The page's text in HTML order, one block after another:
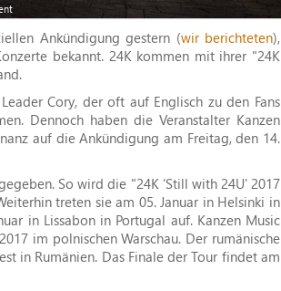
Ankündigung gestern (wir berichteten),
bekannt. 24K kommen mit ihrer "24K
Cory, der oft auf Englisch zu den Fans
Dennoch haben die Veranstalter Kanzen
auf die Ankündigung am Freitag, den 14.
So wird die "24K 'Still with 24U' 2017
treten sie am 05. Januar in Helsinki in
in Lissabon in Portugal auf. Kanzen Music
im polnischen Warschau. Der rumänische
in Rumänien. Das Finale der Tour findet am